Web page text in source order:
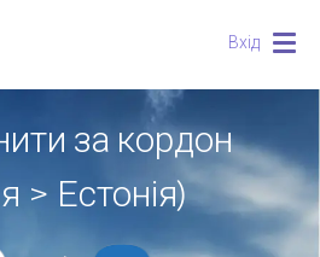
Вхід
за кордон
> Естонія)